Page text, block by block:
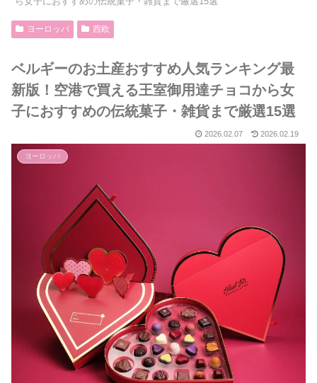
ヨーロッパ 西欧
ベルギーのお土産おすすめ人気ランキング最
新版！空港で買える王室御用達チョコから女
子におすすめの伝統菓子・雑貨まで厳選15選
2026.02.07 2026.02.19
ヨーロッパ